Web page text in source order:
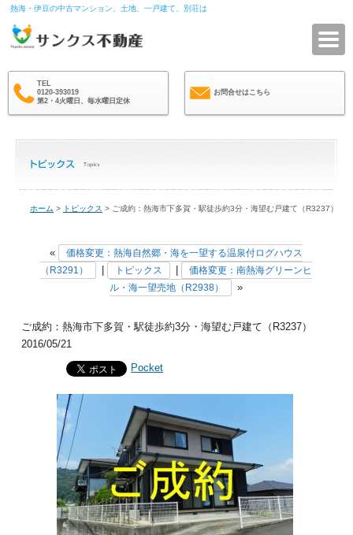
熱海・伊豆の中古マンション、土地、一戸建て、別荘は
TEL
0120-393019
第2・4火曜日、毎水曜日定休
お問合せはこちら
ホーム > トピックス > ご成約：熱海市下多賀・駅徒歩約3分・海望む戸建て（R3237）
«
価格変更：熱海自然郷・海を一望する温泉付ログハウス
（R3291）
トピックス
価格変更：南熱海グリーンヒ
ル・海一望売地（R2938）
»
ご成約：熱海市下多賀・駅徒歩約3分・海望む戸建て（R3237）
2016/05/21
Pocket